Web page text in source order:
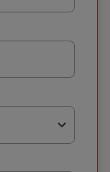
nuestro
en tu correo